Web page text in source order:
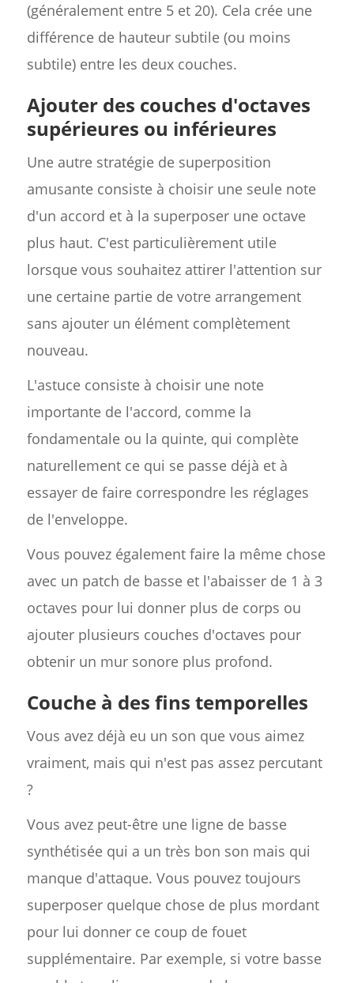
(généralement entre 5 et 20). Cela crée une
différence de hauteur subtile (ou moins
subtile) entre les deux couches.
Ajouter des couches d'octaves
supérieures ou inférieures
Une autre stratégie de superposition
amusante consiste à choisir une seule note
d'un accord et à la superposer une octave
plus haut. C'est particulièrement utile
lorsque vous souhaitez attirer l'attention sur
une certaine partie de votre arrangement
sans ajouter un élément complètement
nouveau.
L'astuce consiste à choisir une note
importante de l'accord, comme la
fondamentale ou la quinte, qui complète
naturellement ce qui se passe déjà et à
essayer de faire correspondre les réglages
de l'enveloppe.
Vous pouvez également faire la même chose
avec un patch de basse et l'abaisser de 1 à 3
octaves pour lui donner plus de corps ou
ajouter plusieurs couches d'octaves pour
obtenir un mur sonore plus profond.
Couche à des fins temporelles
Vous avez déjà eu un son que vous aimez
vraiment, mais qui n'est pas assez percutant
?
Vous avez peut-être une ligne de basse
synthétisée qui a un très bon son mais qui
manque d'attaque. Vous pouvez toujours
superposer quelque chose de plus mordant
pour lui donner ce coup de fouet
supplémentaire. Par exemple, si votre basse